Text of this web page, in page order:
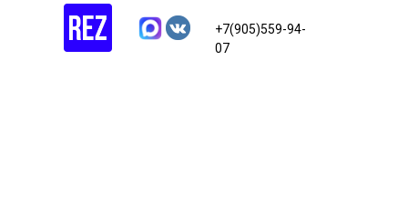
+7(905)559-94-
07